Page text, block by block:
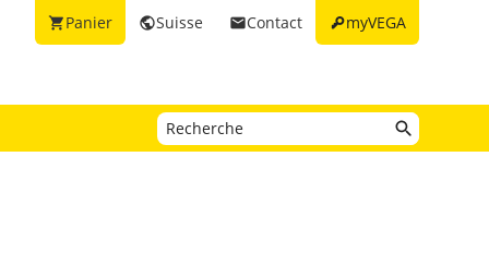
keymyVEGA
emailContact
publicSuisse
shopping_cartPanier